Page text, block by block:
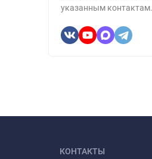
указанным контактам.
КОНТАКТЫ